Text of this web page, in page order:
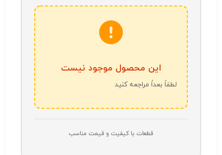
این محصول موجود نیست
لطفاً بعداً مراجعه کنید
قطعات با کیفیت و قیمت مناسب